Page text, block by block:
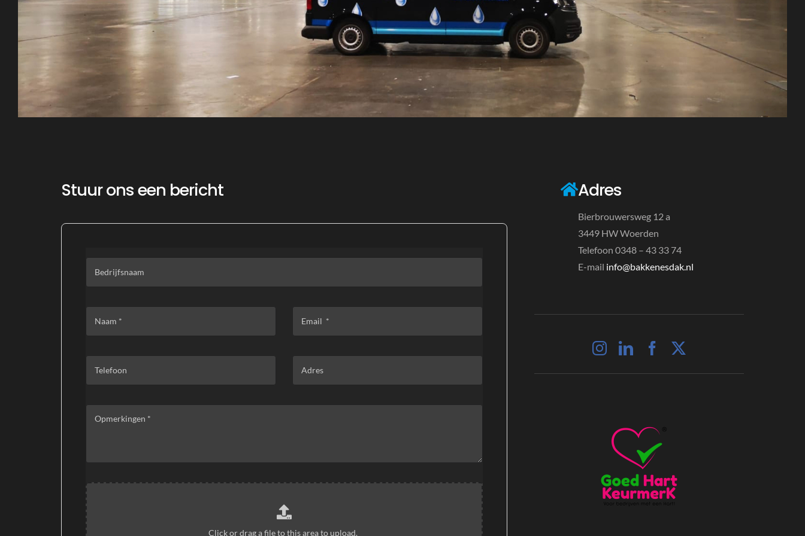
Stuur ons een bericht Adres
Bierbrouwersweg 12 a
3449 HW Woerden
Telefoon 0348 – 43 33 74
E-mail info@bakkenesdak.nl